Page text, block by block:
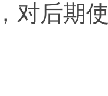
对后期